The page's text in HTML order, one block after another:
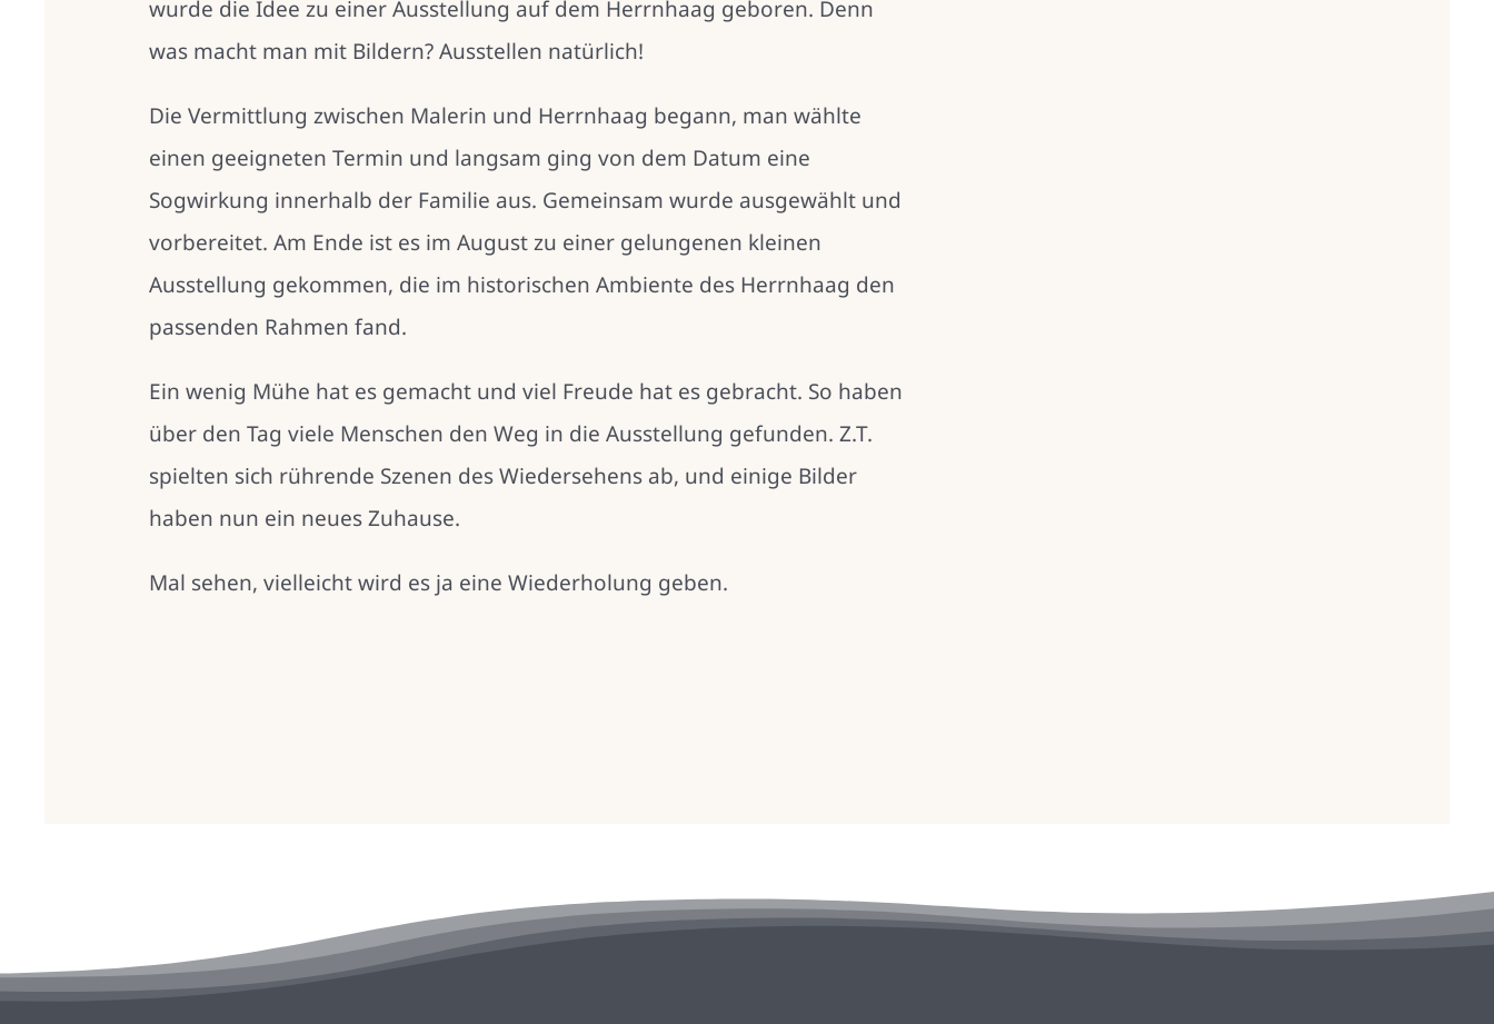
wurde die Idee zu einer Ausstellung auf dem Herrnhaag geboren. Denn
was macht man mit Bildern? Ausstellen natürlich!
Die Vermittlung zwischen Malerin und Herrnhaag begann, man wählte
einen geeigneten Termin und langsam ging von dem Datum eine
Sogwirkung innerhalb der Familie aus. Gemeinsam wurde ausgewählt und
vorbereitet. Am Ende ist es im August zu einer gelungenen kleinen
Ausstellung gekommen, die im historischen Ambiente des Herrnhaag den
passenden Rahmen fand.
Ein wenig Mühe hat es gemacht und viel Freude hat es gebracht. So haben
über den Tag viele Menschen den Weg in die Ausstellung gefunden. Z.T.
spielten sich rührende Szenen des Wiedersehens ab, und einige Bilder
haben nun ein neues Zuhause.
Mal sehen, vielleicht wird es ja eine Wiederholung geben.